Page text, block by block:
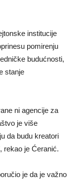
institucije
pomirenju
budućnosti,
stanje
ni agencije za
je više
da budu kreatori
rekao je Ćeranić.
je da je važno